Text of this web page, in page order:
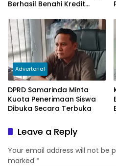
Berhasil Benahi Kredit
Advertorial
DPRD Samarinda Minta
Kuota Penerimaan Siswa
Dibuka Secara Terbuka
Leave a Reply
Your email address will not be
marked *